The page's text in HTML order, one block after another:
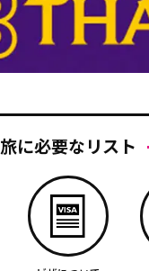
旅に必要なリスト